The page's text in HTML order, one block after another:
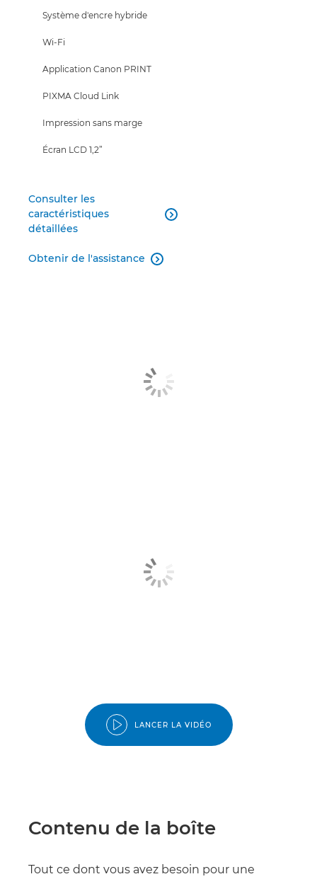
Système d'encre hybride
Wi-Fi
Application Canon PRINT
PIXMA Cloud Link
Impression sans marge
Écran LCD 1,2”
Consulter les
caractéristiques
détaillées

Obtenir de l'assistance 
LANCER LA VIDÉO
Contenu de la boîte
Tout ce dont vous avez besoin pour une